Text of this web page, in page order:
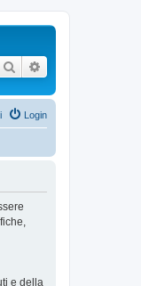
Cerca
Login
e della